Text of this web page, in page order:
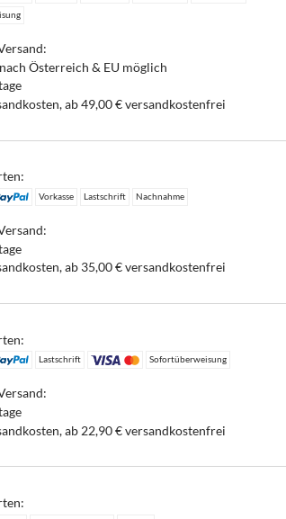
Österreich & EU möglich
ab 49,00 € versandkostenfrei
Vorkasse Lastschrift Nachnahme
ab 35,00 € versandkostenfrei
Lastschrift Sofortüberweisung
ab 22,90 € versandkostenfrei